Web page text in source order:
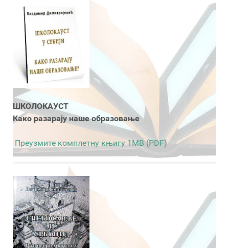
ШКОЛОКАУСТ
Како разарају наше образовање
Преузмите комплетну књигу 1MB (PDF)